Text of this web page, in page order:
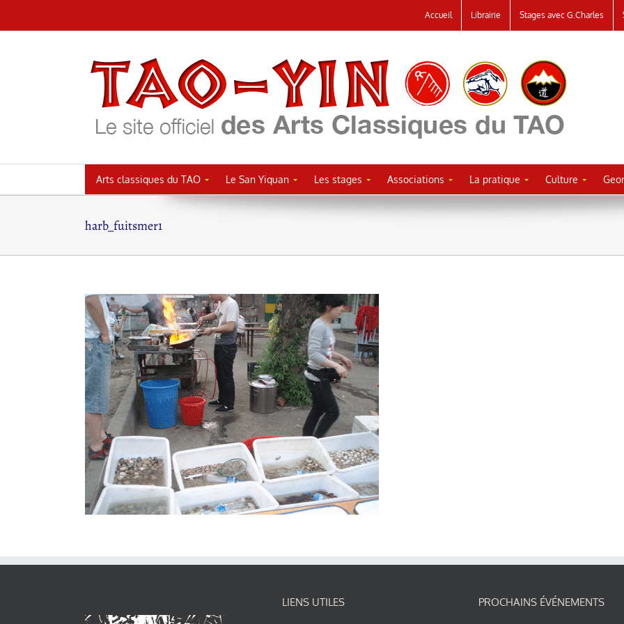
au
Accueil Librairie Stages avec G.Charles
Arts classiques du TAO Le San Yiquan Les stages Associations La pratique Culture
harb_fuitsmer1
LIENS UTILES PROCHAINS ÉVÉNEMENTS